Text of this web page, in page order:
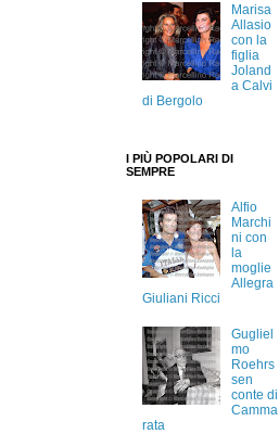
Marisa
Allasio
con la
figlia
Joland
a Calvi
di Bergolo
I PIÙ POPOLARI DI
SEMPRE
Alfio
Marchi
ni con
la
moglie
Allegra
Giuliani Ricci
Gugliel
mo
Roehrs
sen
conte di
Camma
rata